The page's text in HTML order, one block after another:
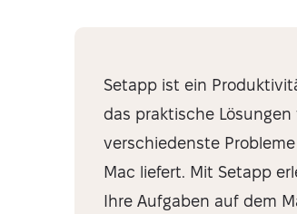
Setapp ist ein
das praktische Lösungen
verschiedenste
Mac liefert. Mit Setapp
Ihre Aufgaben auf dem